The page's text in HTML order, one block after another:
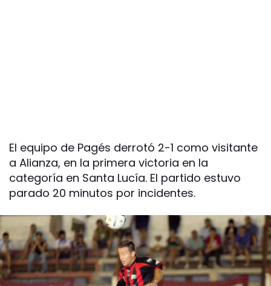
El equipo de Pagés derrotó 2-1 como visitante
a Alianza, en la primera victoria en la
categoría en Santa Lucía. El partido estuvo
parado 20 minutos por incidentes.